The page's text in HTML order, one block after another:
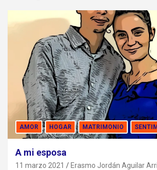
AMOR HOGAR MATRIMONIO
A mi esposa
11 marzo 2021 Erasmo Jordán Aguilar